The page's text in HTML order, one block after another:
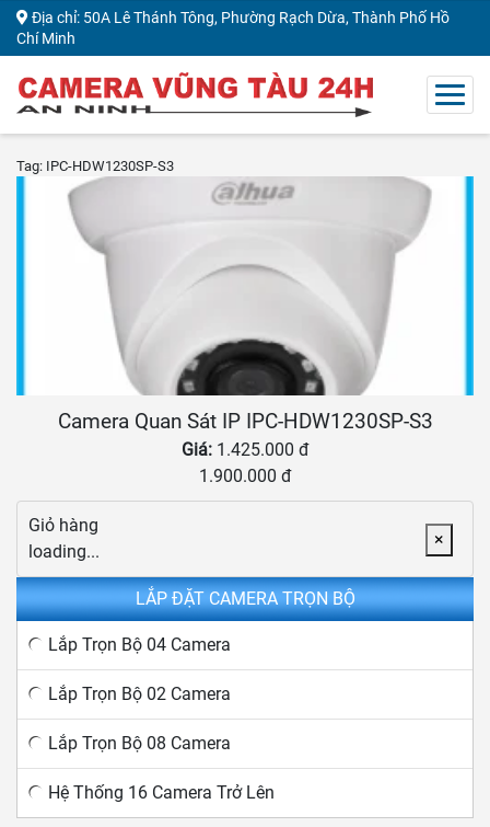
Địa chỉ: 50A Lê Thánh Tông, Phường Rạch Dừa, Thành Phố Hồ
Chí Minh
Tag: IPC-HDW1230SP-S3
Camera Quan Sát IP IPC-HDW1230SP-S3
Giá: 1.425.000 đ
1.900.000 đ
×
Giỏ hàng
loading...
LẮP ĐẶT CAMERA TRỌN BỘ
Lắp Trọn Bộ 04 Camera
Lắp Trọn Bộ 02 Camera
Lắp Trọn Bộ 08 Camera
Hệ Thống 16 Camera Trở Lên